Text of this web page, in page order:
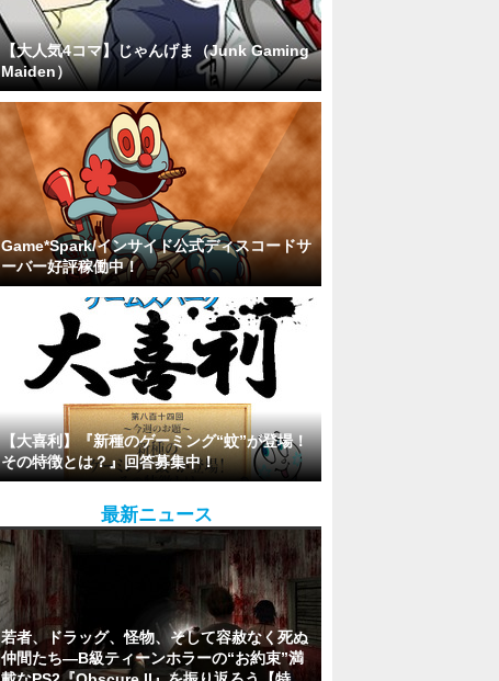
【大人気4コマ】じゃんげま（Junk Gaming
Maiden）
Game*Spark/インサイド公式ディスコードサ
ーバー好評稼働中！
【大喜利】『新種のゲーミング“蚊”が登場！
その特徴とは？』回答募集中！
最新ニュース
若者、ドラッグ、怪物、そして容赦なく死ぬ
仲間たち―B級ティーンホラーの“お約束”満